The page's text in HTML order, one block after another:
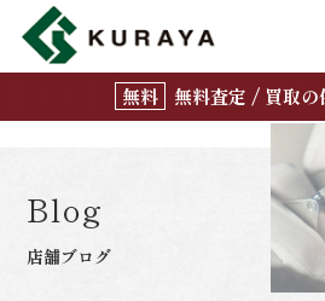
無料査定 / 買取の
Blog
店舗ブログ